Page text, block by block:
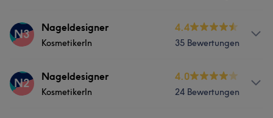
Services
N3 Nageldesigner
KosmetikerIn
4.4
35 Bewertungen
Services
N2 Nageldesigner
KosmetikerIn
4.0
24 Bewertungen